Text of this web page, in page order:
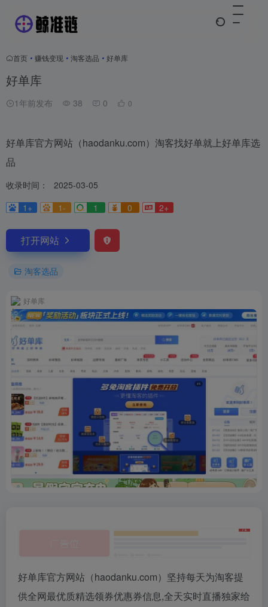
首页 • 赚钱变现 • 淘客选品 • 好单库
好单库
1年前发布 38 0 0
好单库官方网站（haodanku.com）淘客找好单就上好单库选
品
收录时间：
2025-03-05
1+
1- 1 0 2+
打开网站
淘客选品
好单库
好单库官方网站（haodanku.com）坚持每天为淘客提
供全网最优质精选领券优惠券信息,全天实时直播独家给